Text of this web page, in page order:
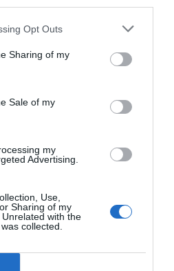
Opt Outs
Sharing of my
Sale of my
my
Advertising.
Use,
Sharing of my
with the
collected.